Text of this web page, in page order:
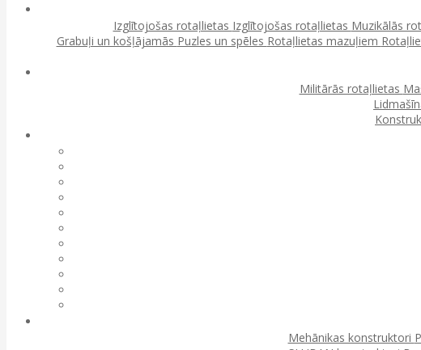
Izglītojošas rotaļlietas Izglītojošas rotaļlietas Muzikālās
Grabuļi un košļājamās Puzles un spēles Rotaļlietas mazuļiem
Militārās rotaļlietas
Mehānikas konstruktori